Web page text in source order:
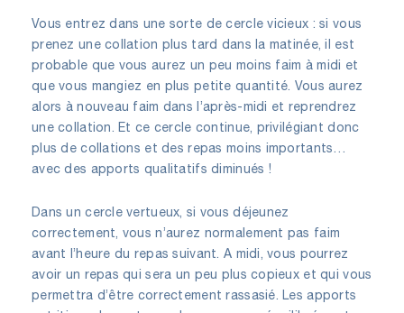
Vous entrez dans une sorte de cercle vicieux : si vous
prenez une collation plus tard dans la matinée, il est
probable que vous aurez un peu moins faim à midi et
que vous mangiez en plus petite quantité. Vous aurez
alors à nouveau faim dans l’après-midi et reprendrez
une collation. Et ce cercle continue, privilégiant donc
plus de collations et des repas moins importants…
avec des apports qualitatifs diminués !
Dans un cercle vertueux, si vous déjeunez
correctement, vous n’aurez normalement pas faim
avant l’heure du repas suivant. A midi, vous pourrez
avoir un repas qui sera un peu plus copieux et qui vous
permettra d’être correctement rassasié. Les apports